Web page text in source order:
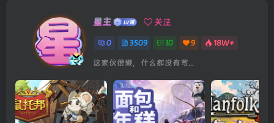
星主 关注
0 3509 10 9 18W+
这家伙很懒，什么都没有写...